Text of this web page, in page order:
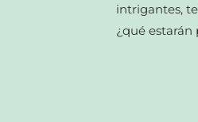
intrigantes,
¿qué estarán